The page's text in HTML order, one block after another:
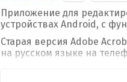
Приложение для
устройствах Android, с
Старая версия Adobe
на русском языке на